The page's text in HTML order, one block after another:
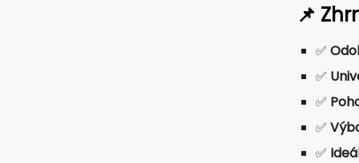
📌
✅
✅
✅
✅
✅